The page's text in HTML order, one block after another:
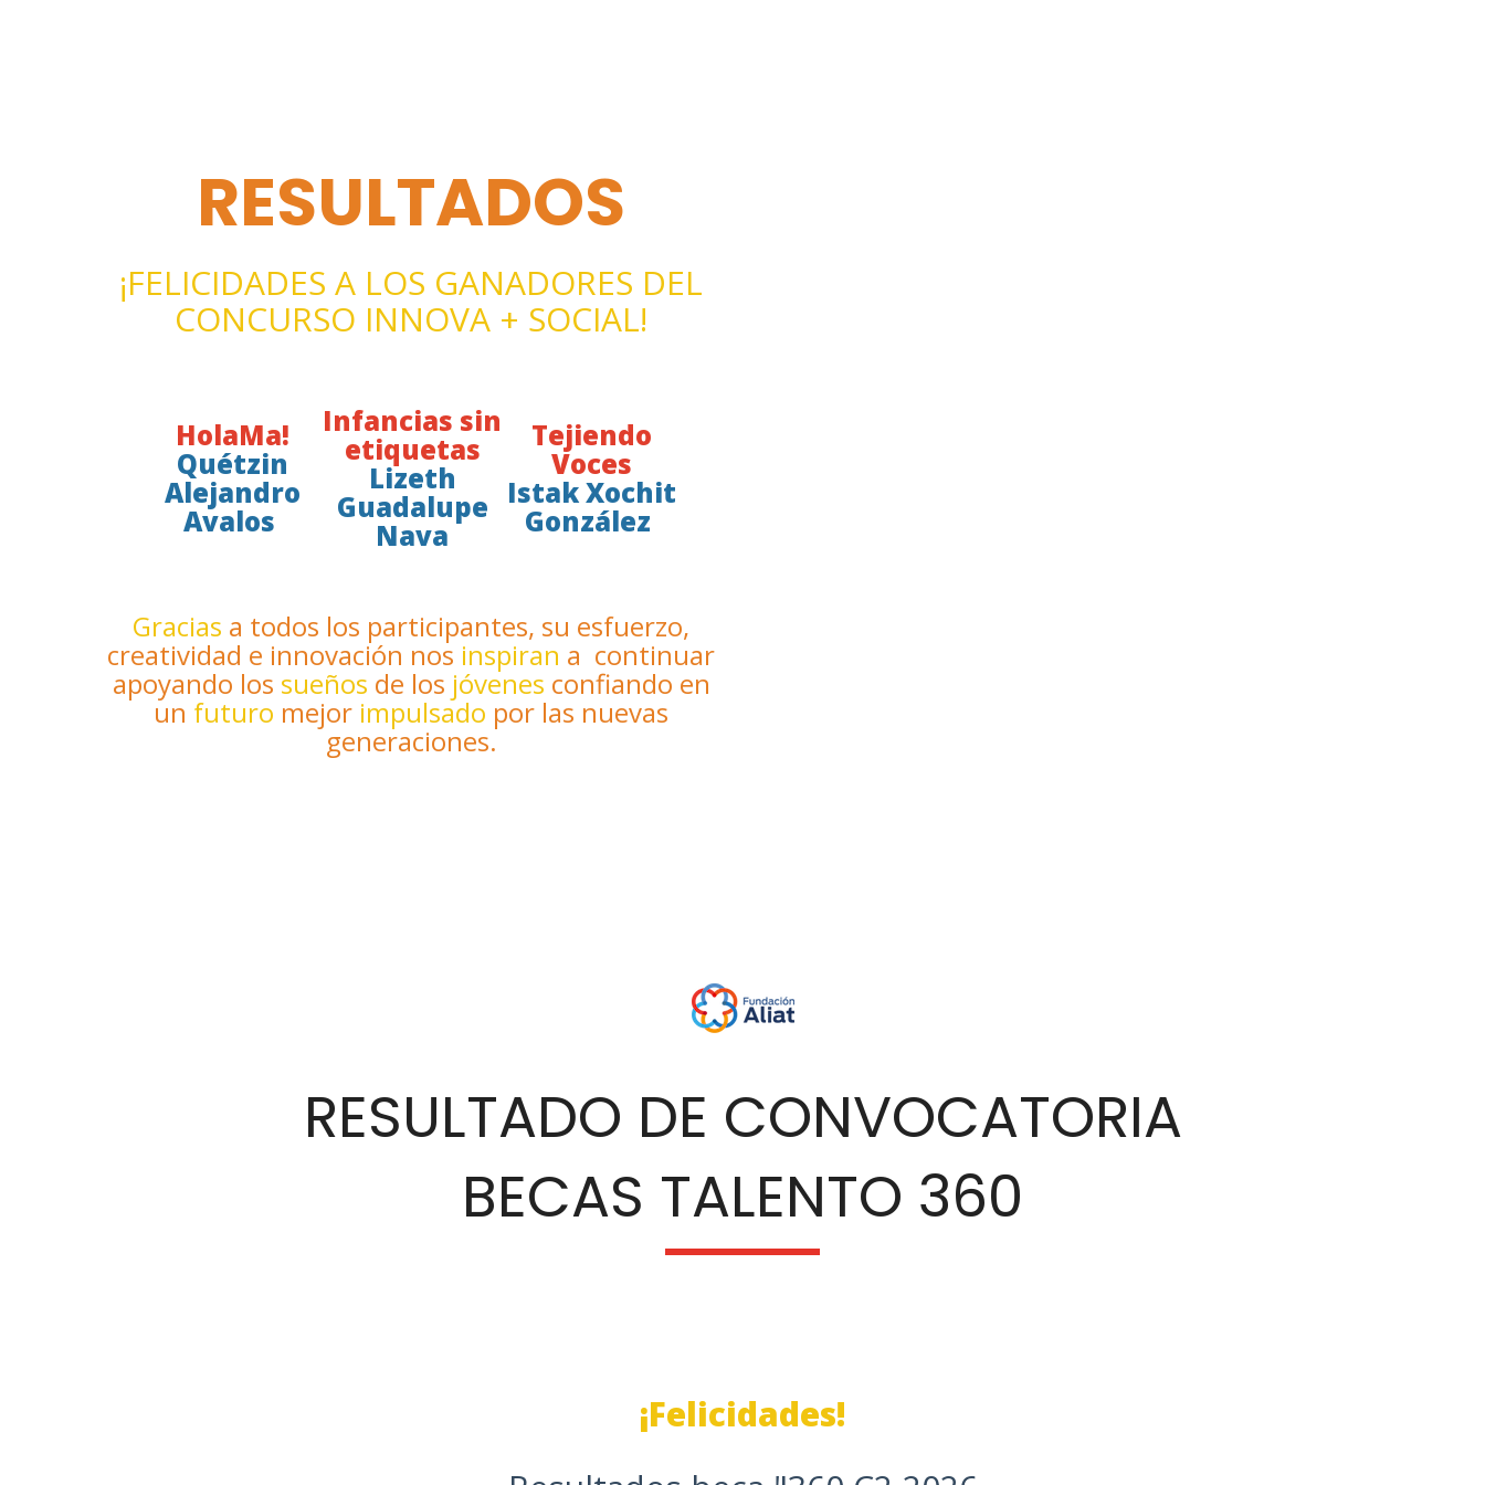
RESULTADOS
¡FELICIDADES A LOS GANADORES DEL
CONCURSO INNOVA + SOCIAL!
HolaMa!
Quétzin
Alejandro
Avalos
Infancias sin
etiquetas
Lizeth
Guadalupe
Nava
Tejiendo
Voces
Istak Xochit
González
Gracias a todos los participantes, su esfuerzo,
creatividad e innovación nos inspiran a continuar
apoyando los sueños de los jóvenes confiando en
un futuro mejor impulsado por las nuevas
generaciones.
RESULTADO DE CONVOCATORIA
BECAS TALENTO 360
¡Felicidades!